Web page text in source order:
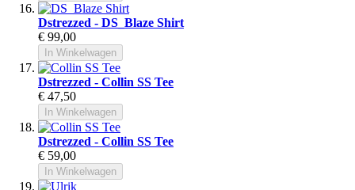
Dstrezzed - DS_Blaze Shirt
€ 99,00
In Winkelwagen
Dstrezzed - Collin SS Tee
€ 47,50
In Winkelwagen
Dstrezzed - Collin SS Tee
€ 59,00
In Winkelwagen